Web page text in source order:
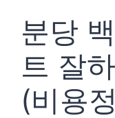
분당
트 잘
(비용